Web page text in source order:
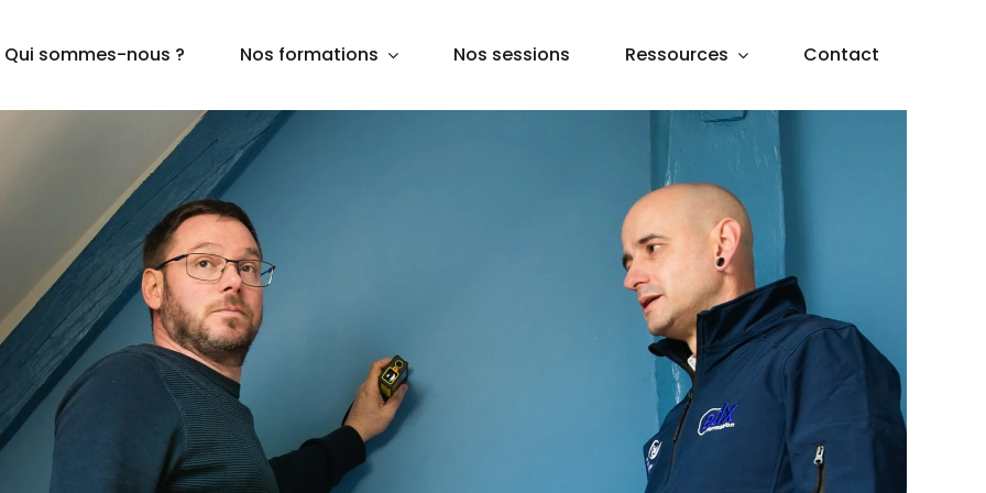
Qui sommes-nous ? Nos formations Nos sessions Ressources Contact